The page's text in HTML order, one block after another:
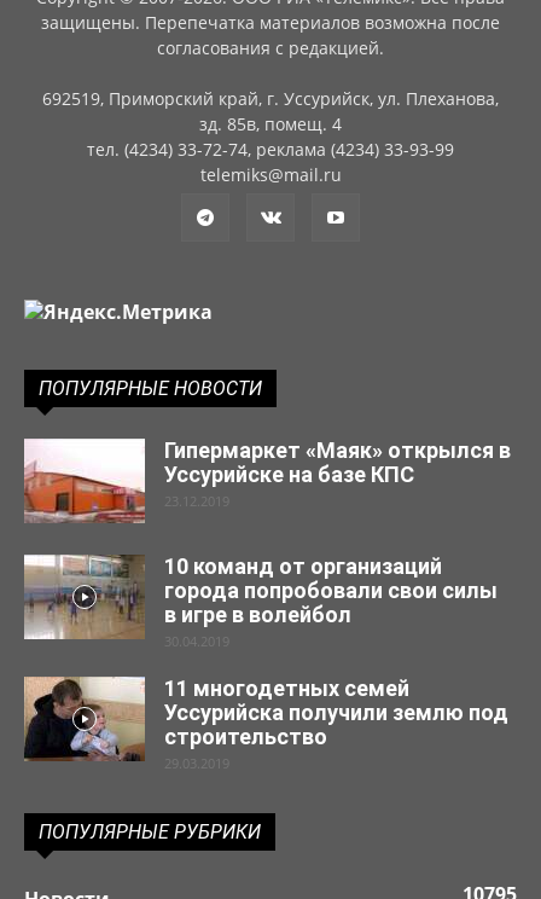
защищены. Перепечатка материалов возможна после
согласования с редакцией.
692519, Приморский край, г. Уссурийск, ул. Плеханова,
зд. 85в, помещ. 4
тел. (4234) 33-72-74, реклама (4234) 33-93-99
telemiks@mail.ru
ПОПУЛЯРНЫЕ НОВОСТИ
Гипермаркет «Маяк» открылся в
Уссурийске на базе КПС
23.12.2019
10 команд от организаций
города попробовали свои силы
в игре в волейбол
30.04.2019
11 многодетных семей
Уссурийска получили землю под
строительство
29.03.2019
ПОПУЛЯРНЫЕ РУБРИКИ